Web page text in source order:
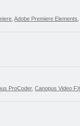
,Adobe Premiere Elements
ProCoder,Canopus Video